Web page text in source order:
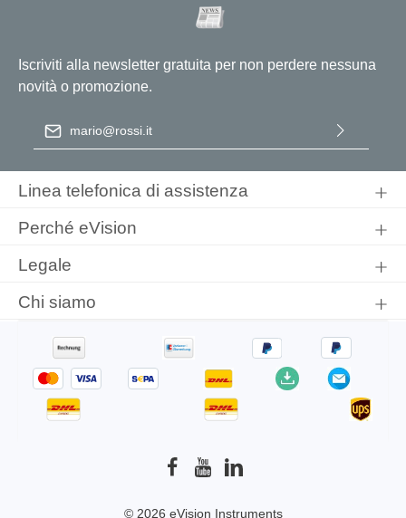
Iscriviti alla newsletter gratuita per non perdere nessuna
novità o promozione.
Indirizzo e-mail
termini e condizioni generali.
Linea telefonica di assistenza
Perché eVision
Legale
Chi siamo
© 2026 eVision Instruments